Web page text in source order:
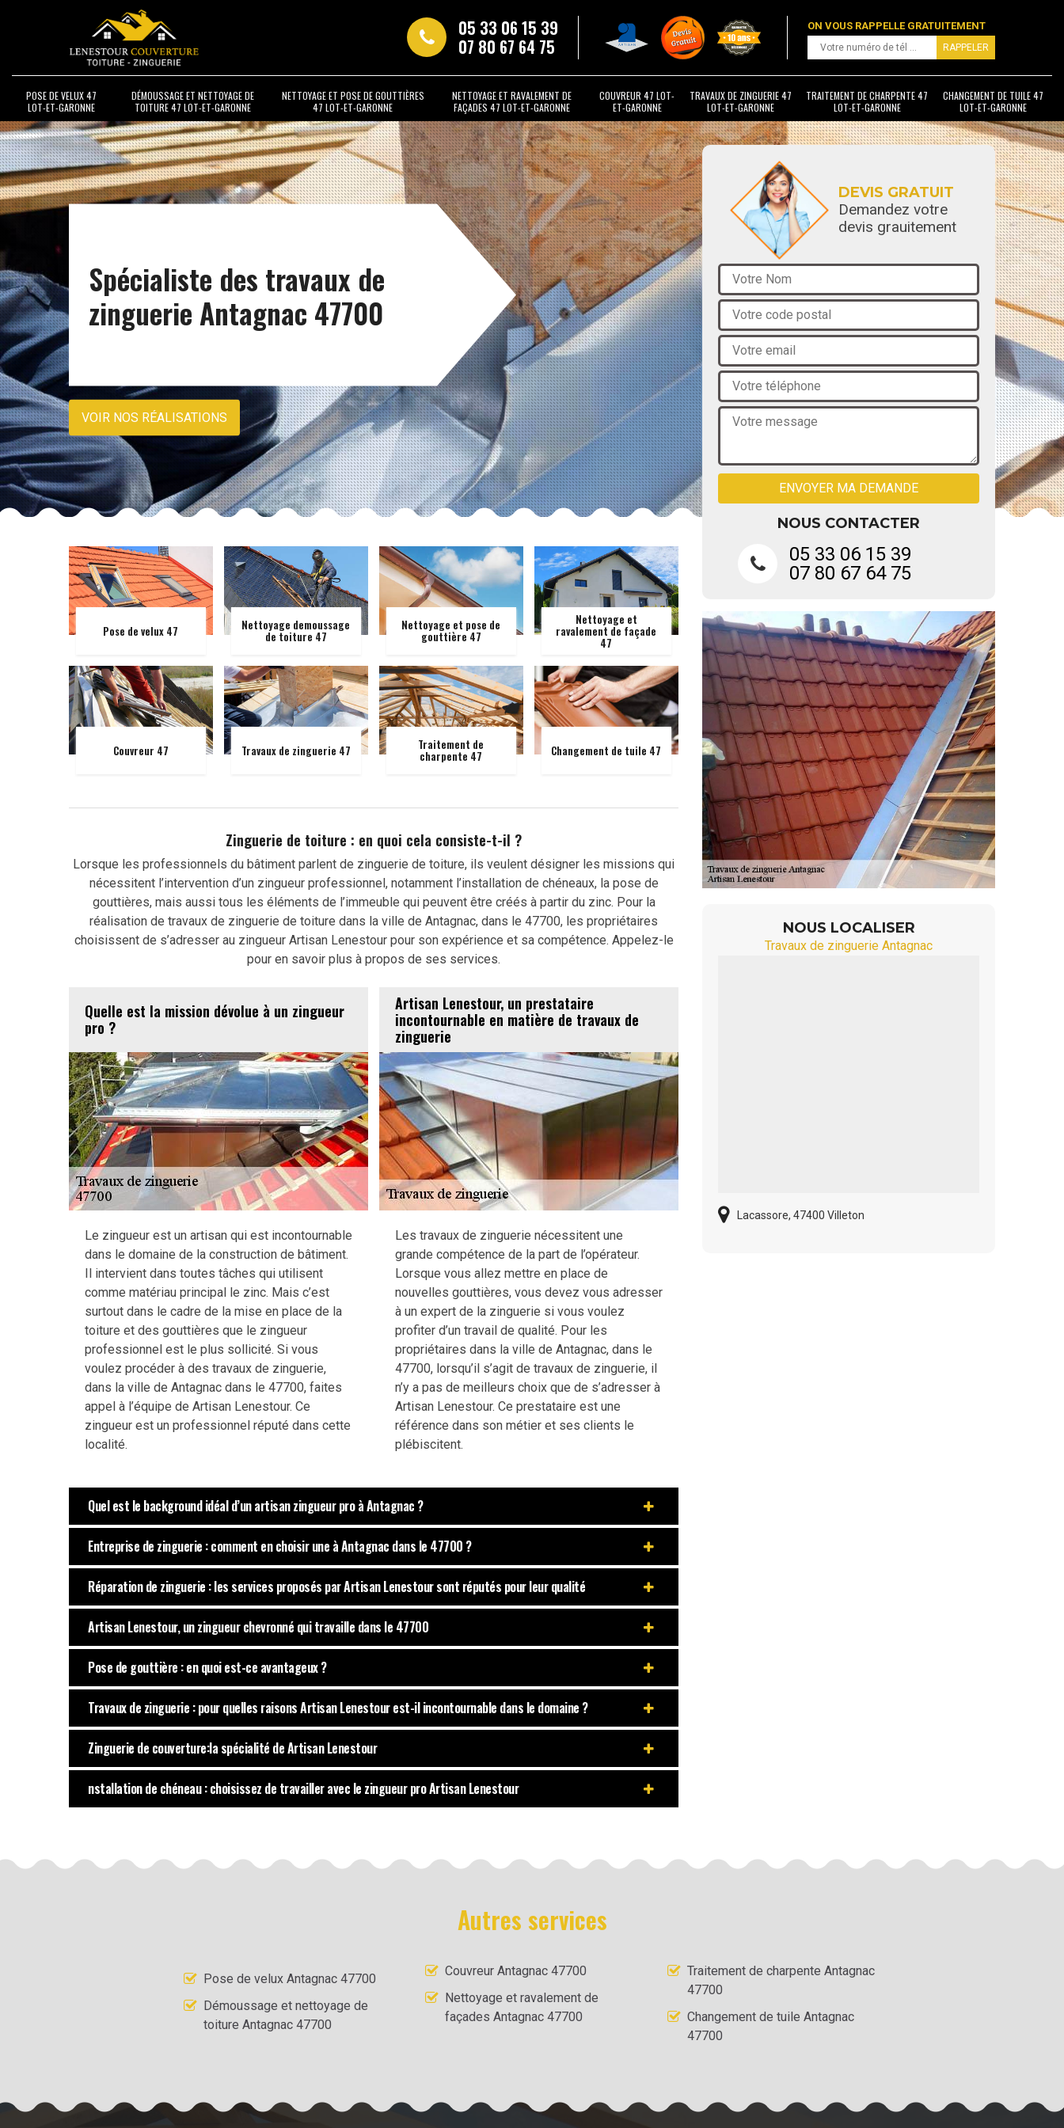
05 33 06 15 39
07 80 67 64 75
ON VOUS RAPPELLE GRATUITEMENT
POSE DE VELUX 47
LOT-ET-GARONNE
DÉMOUSSAGE ET NETTOYAGE DE
TOITURE 47 LOT-ET-GARONNE
NETTOYAGE ET POSE DE GOUTTIÈRES
47 LOT-ET-GARONNE
NETTOYAGE ET RAVALEMENT DE
FAÇADES 47 LOT-ET-GARONNE
COUVREUR 47 LOT-
ET-GARONNE
TRAVAUX DE ZINGUERIE 47
LOT-ET-GARONNE
TRAITEMENT DE CHARPENTE 47
LOT-ET-GARONNE
CHANGEMENT DE TUILE 47
LOT-ET-GARONNE
Spécialiste des travaux de
zinguerie Antagnac 47700
VOIR NOS RÉALISATIONS
Pose de velux 47 Nettoyage demoussage
de toiture 47
Nettoyage et pose de
gouttière 47
Nettoyage et
ravalement de façade
47
Couvreur 47 Travaux de zinguerie 47 Traitement de
charpente 47 Changement de tuile 47
Zinguerie de toiture : en quoi cela consiste-t-il ?
Lorsque les professionnels du bâtiment parlent de zinguerie de toiture, ils veulent désigner les missions qui
nécessitent l’intervention d’un zingueur professionnel, notamment l’installation de chéneaux, la pose de
gouttières, mais aussi tous les éléments de l’immeuble qui peuvent être créés à partir du zinc. Pour la
réalisation de travaux de zinguerie de toiture dans la ville de Antagnac, dans le 47700, les propriétaires
choisissent de s’adresser au zingueur Artisan Lenestour pour son expérience et sa compétence. Appelez-le
pour en savoir plus à propos de ses services.
Quelle est la mission dévolue à un zingueur
pro ?
Le zingueur est un artisan qui est incontournable
dans le domaine de la construction de bâtiment.
Il intervient dans toutes tâches qui utilisent
comme matériau principal le zinc. Mais c’est
surtout dans le cadre de la mise en place de la
toiture et des gouttières que le zingueur
professionnel est le plus sollicité. Si vous
voulez procéder à des travaux de zinguerie,
dans la ville de Antagnac dans le 47700, faites
appel à l’équipe de Artisan Lenestour. Ce
zingueur est un professionnel réputé dans cette
localité.
Artisan Lenestour, un prestataire
incontournable en matière de travaux de
zinguerie
Les travaux de zinguerie nécessitent une
grande compétence de la part de l’opérateur.
Lorsque vous allez mettre en place de
nouvelles gouttières, vous devez vous adresser
à un expert de la zinguerie si vous voulez
profiter d’un travail de qualité. Pour les
propriétaires dans la ville de Antagnac, dans le
47700, lorsqu’il s’agit de travaux de zinguerie, il
n’y a pas de meilleurs choix que de s’adresser à
Artisan Lenestour. Ce prestataire est une
référence dans son métier et ses clients le
plébiscitent.
Quel est le background idéal d’un artisan zingueur pro à Antagnac ?
Entreprise de zinguerie : comment en choisir une à Antagnac dans le 47700 ?
Réparation de zinguerie : les services proposés par Artisan Lenestour sont réputés pour leur qualité
Artisan Lenestour, un zingueur chevronné qui travaille dans le 47700
Pose de gouttière : en quoi est-ce avantageux ?
Travaux de zinguerie : pour quelles raisons Artisan Lenestour est-il incontournable dans le domaine ?
Zinguerie de couverture:la spécialité de Artisan Lenestour
nstallation de chéneau : choisissez de travailler avec le zingueur pro Artisan Lenestour
DEVIS GRATUIT
Demandez votre
devis grauitement
NOUS CONTACTER
05 33 06 15 39
07 80 67 64 75
NOUS LOCALISER
Travaux de zinguerie Antagnac
Lacassore, 47400 Villeton
Autres services
Pose de velux Antagnac 47700
Démoussage et nettoyage de
toiture Antagnac 47700
Couvreur Antagnac 47700
Nettoyage et ravalement de
façades Antagnac 47700
Traitement de charpente Antagnac
47700
Changement de tuile Antagnac
47700